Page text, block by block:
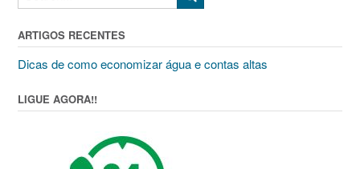
ARTIGOS RECENTES
Dicas de como economizar água e contas altas
LIGUE AGORA!!